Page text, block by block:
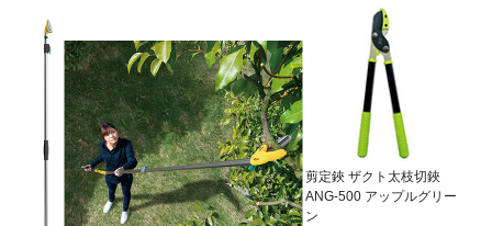
剪定鋏 ザクト太枝切鋏
ANG-500 アップルグリー
ン